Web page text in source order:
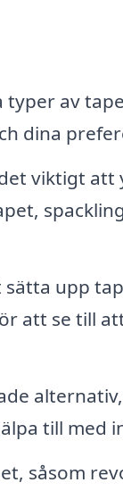
av
dina
viktigt
upp
att se till
till med
såsom